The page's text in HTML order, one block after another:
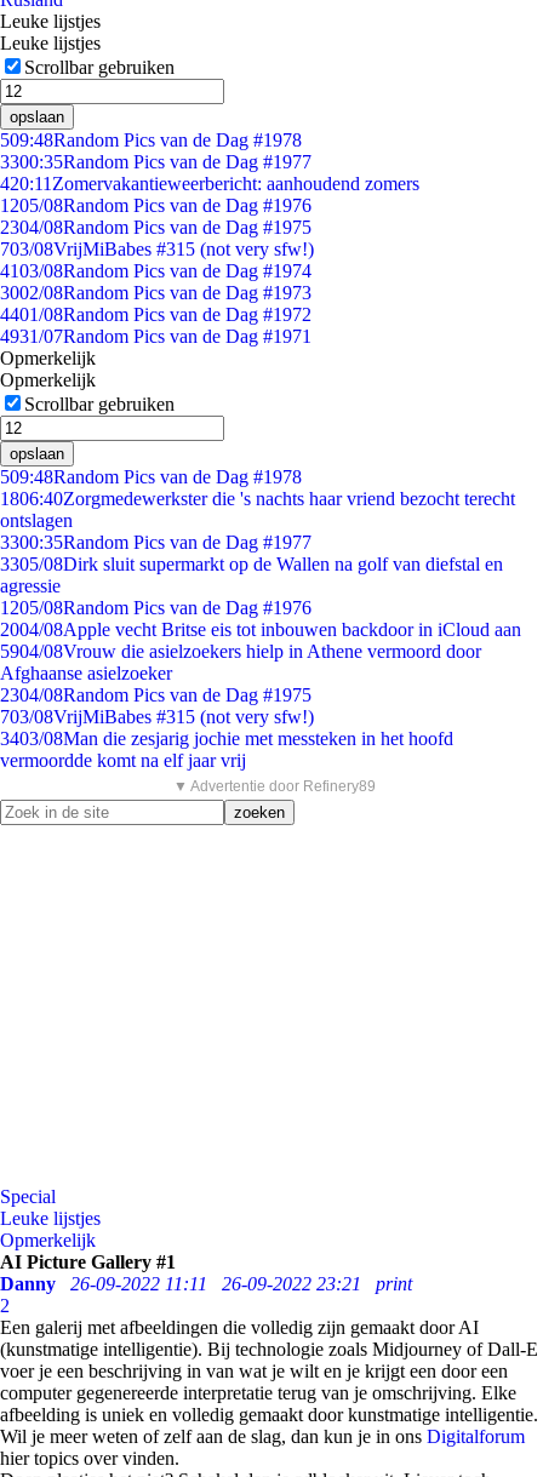
Leuke lijstjes
Leuke lijstjes
Scrollbar gebruiken
opslaan
509:48Random Pics van de Dag #1978
3300:35Random Pics van de Dag #1977
420:11 Zomervakantieweerbericht: aanhoudend zomers
1205/08Random Pics van de Dag #1976
2304/08Random Pics van de Dag #1975
703/08VrijMiBabes #315 (not very sfw!)
4103/08Random Pics van de Dag #1974
3002/08Random Pics van de Dag #1973
4401/08Random Pics van de Dag #1972
4931/07Random Pics van de Dag #1971
Opmerkelijk
Opmerkelijk
Scrollbar gebruiken
opslaan
509:48Random Pics van de Dag #1978
1806:40Zorgmedewerkster die 's nachts haar vriend bezocht terecht
ontslagen
3300:35Random Pics van de Dag #1977
3305/08Dirk sluit supermarkt op de Wallen na golf van diefstal en
agressie
1205/08Random Pics van de Dag #1976
2004/08Apple vecht Britse eis tot inbouwen backdoor in iCloud aan
5904/08Vrouw die asielzoekers hielp in Athene vermoord door
Afghaanse asielzoeker
2304/08Random Pics van de Dag #1975
703/08VrijMiBabes #315 (not very sfw!)
3403/08Man die zesjarig jochie met messteken in het hoofd
vermoordde komt na elf jaar vrij
▼ Advertentie door Refinery89
Special
Leuke lijstjes
Opmerkelijk
AI Picture Gallery #1
Danny
26-09-2022 11:11 26-09-2022 23:21
print
2
Een galerij met afbeeldingen die volledig zijn gemaakt door AI
(kunstmatige intelligentie). Bij technologie zoals Midjourney of Dall-E
voer je een beschrijving in van wat je wilt en je krijgt een door een
computer gegenereerde interpretatie terug van je omschrijving. Elke
afbeelding is uniek en volledig gemaakt door kunstmatige intelligentie.
Wil je meer weten of zelf aan de slag, dan kun je in ons Digitalforum
hier topics over vinden.